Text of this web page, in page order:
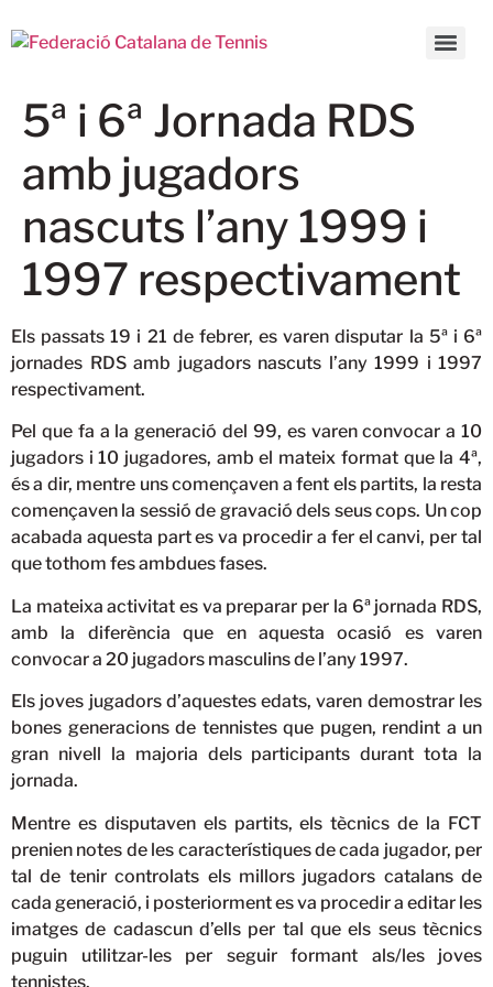
5ª i 6ª Jornada RDS
amb jugadors
nascuts l’any 1999 i
1997 respectivament
Els passats 19 i 21 de febrer, es varen disputar la 5ª i 6ª
jornades RDS amb jugadors nascuts l’any 1999 i 1997
respectivament.
Pel que fa a la generació del 99, es varen convocar a 10
jugadors i 10 jugadores, amb el mateix format que la 4ª,
és a dir, mentre uns començaven a fent els partits, la resta
començaven la sessió de gravació dels seus cops. Un cop
acabada aquesta part es va procedir a fer el canvi, per tal
que tothom fes ambdues fases.
La mateixa activitat es va preparar per la 6ª jornada RDS,
amb la diferència que en aquesta ocasió es varen
convocar a 20 jugadors masculins de l’any 1997.
Els joves jugadors d’aquestes edats, varen demostrar les
bones generacions de tennistes que pugen, rendint a un
gran nivell la majoria dels participants durant tota la
jornada.
Mentre es disputaven els partits, els tècnics de la FCT
prenien notes de les característiques de cada jugador, per
tal de tenir controlats els millors jugadors catalans de
cada generació, i posteriorment es va procedir a editar les
imatges de cadascun d’ells per tal que els seus tècnics
puguin utilitzar-les per seguir formant als/les joves
tennistes.